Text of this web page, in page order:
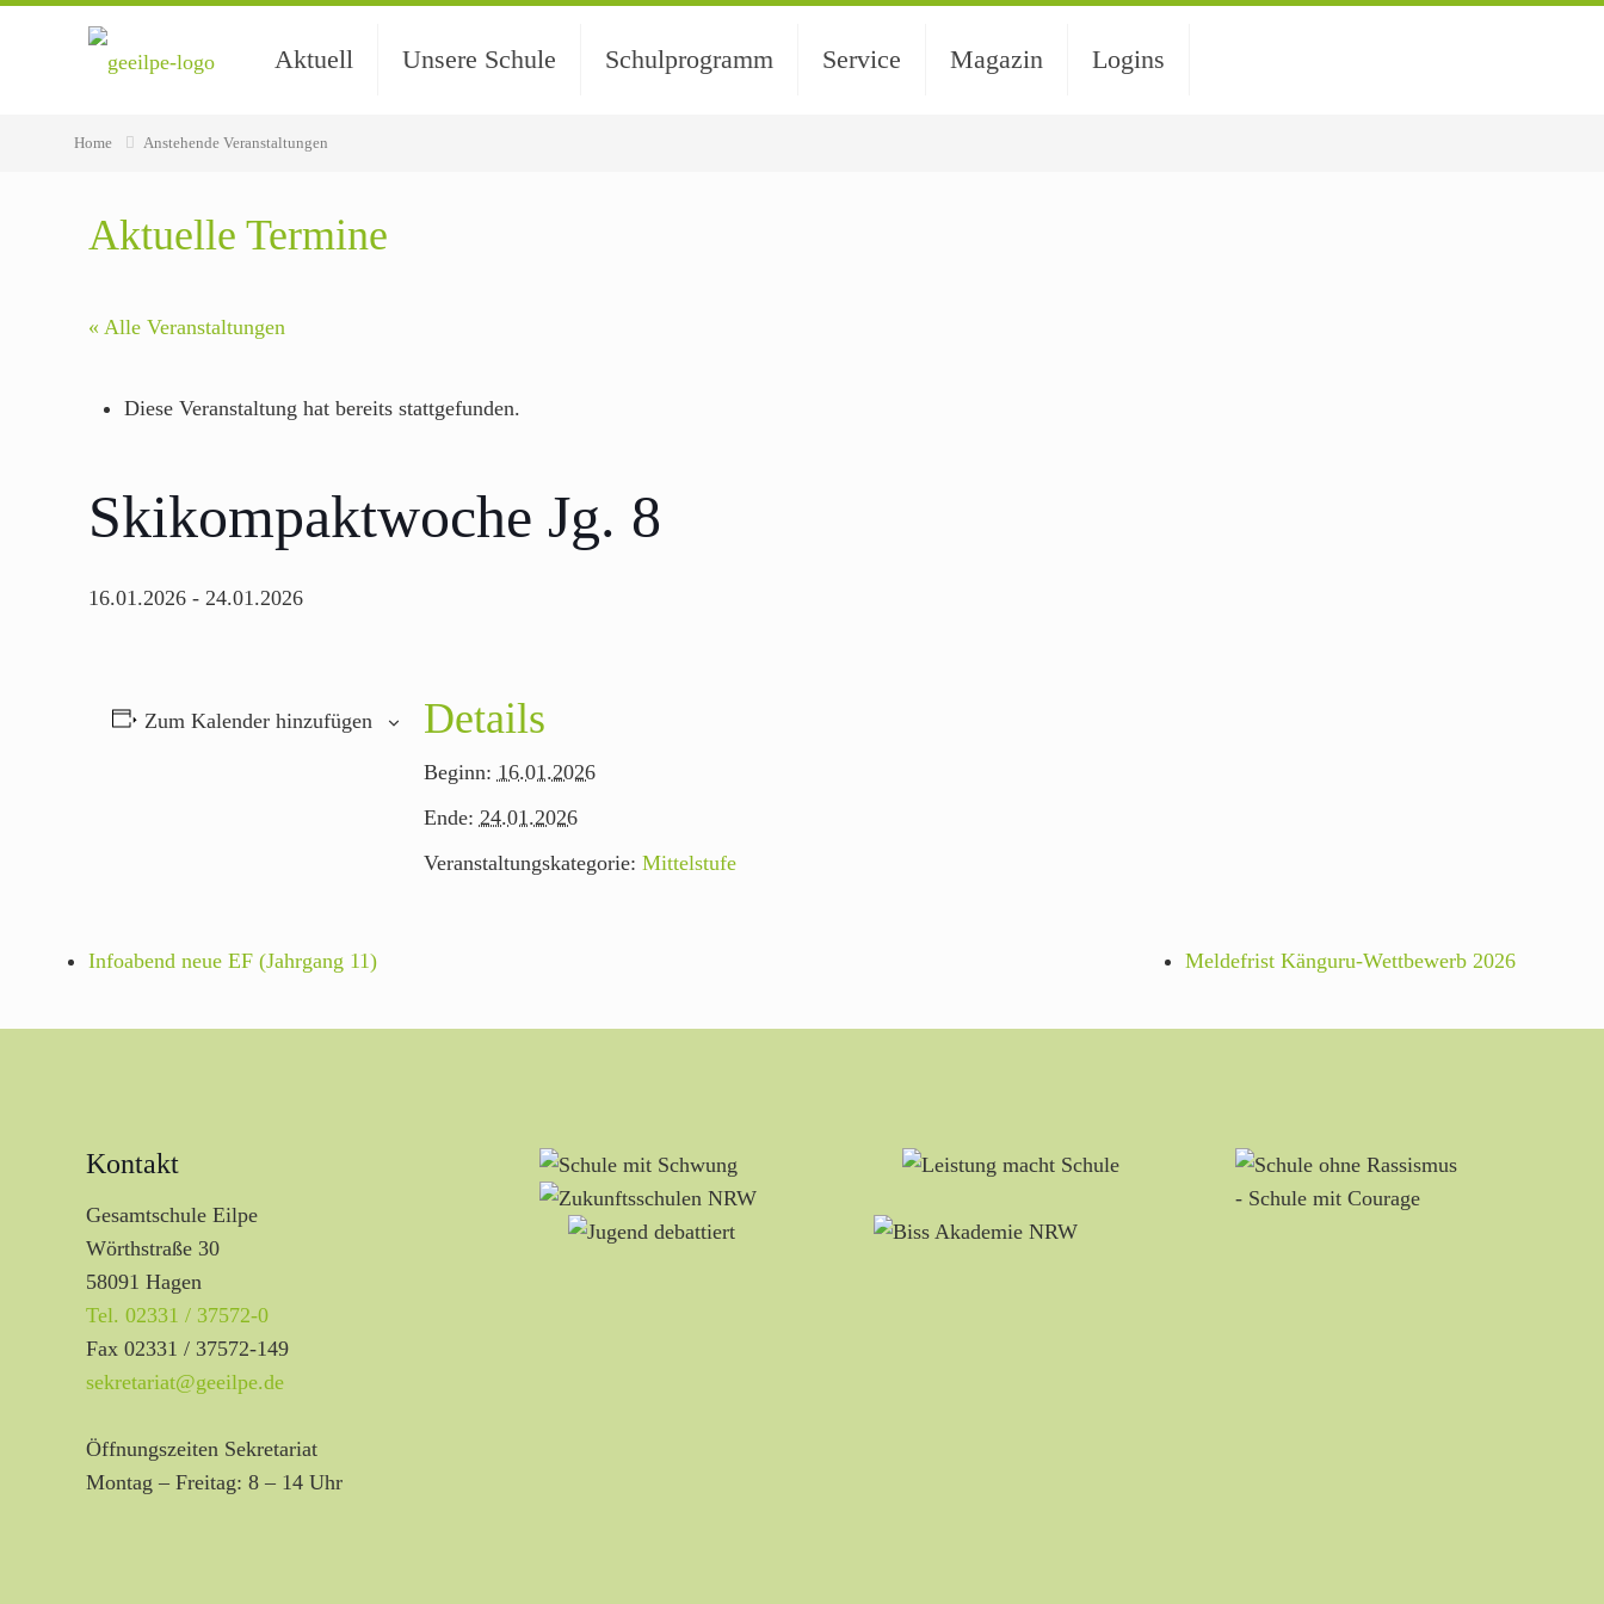
Aktuell Unsere Schule Schulprogramm Service Magazin Logins
Home Anstehende Veranstaltungen
Aktuelle Termine
« Alle Veranstaltungen
Diese Veranstaltung hat bereits stattgefunden.
Skikompaktwoche Jg. 8
16.01.2026 -24.01.2026
Zum Kalender hinzufügen Details
Beginn: 16.01.2026
Ende: 24.01.2026
Veranstaltungskategorie: Mittelstufe
Infoabend neue EF (Jahrgang 11) Meldefrist Känguru-Wettbewerb 2026
Kontakt
Gesamtschule Eilpe
Wörthstraße 30
58091 Hagen
Tel. 02331 / 37572-0
Fax 02331 / 37572-149
sekretariat@geeilpe.de
Öffnungszeiten Sekretariat
Montag – Freitag: 8 – 14 Uhr